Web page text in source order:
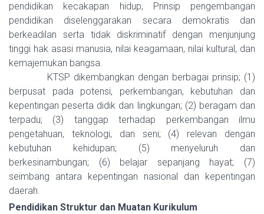
pendidikan kecakapan hidup, Prinsip pengembangan
pendidikan diselenggarakan secara demokratis dan
berkeadilan serta tidak diskriminatif dengan menjunjung
tinggi hak asasi manusia, nilai keagamaan, nilai kultural, dan
kemajemukan bangsa.
KTSP dikembangkan dengan berbagai prinsip; (1)
berpusat pada potensi, perkembangan, kebutuhan dan
kepentingan peserta didik dan lingkungan; (2) beragam dan
terpadu; (3) tanggap terhadap perkembangan ilmu
pengetahuan, teknologi, dan seni; (4) relevan dengan
kebutuhan kehidupan; (5) menyeluruh dan
berkesinambungan; (6) belajar sepanjang hayat; (7)
seimbang antara kepentingan nasional dan kepentingan
daerah.
Pendidikan Struktur dan Muatan Kurikulum